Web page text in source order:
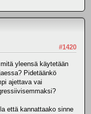
#1420
yleensä käytetään
Pidetäänkö
ajettava vai
että kannattaako sinne